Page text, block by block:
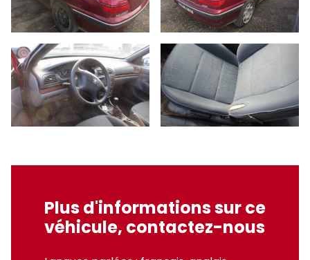
Plus d'informations sur ce
véhicule, contactez-nous